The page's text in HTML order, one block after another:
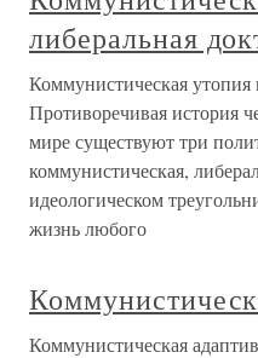
либеральная
Коммунистическая утопия
Противоречивая история
мире существуют три
коммунистическая,
идеологическом
жизнь любого
Коммунистическая